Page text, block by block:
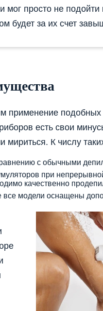
мог просто не
будет за их счет
применение
есть свои
мириться. К числу
с обычными
при
качественно
модели оснащены